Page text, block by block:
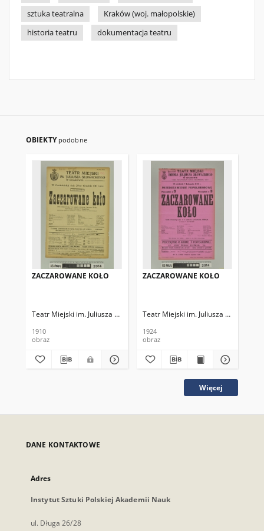
sztuka teatralna
Kraków (woj. małopolskie)
historia teatru
dokumentacja teatru
OBIEKTY podobne
ZACZAROWANE KOŁO
Teatr Miejski im. Juliusza Słowackiego
1910
obraz
ZACZAROWANE KOŁO
Teatr Miejski im. Juliusza
1924
obraz
Więcej
DANE KONTAKTOWE
Adres
Instytut Sztuki Polskiej Akademii Nauk
ul. Długa 26/28